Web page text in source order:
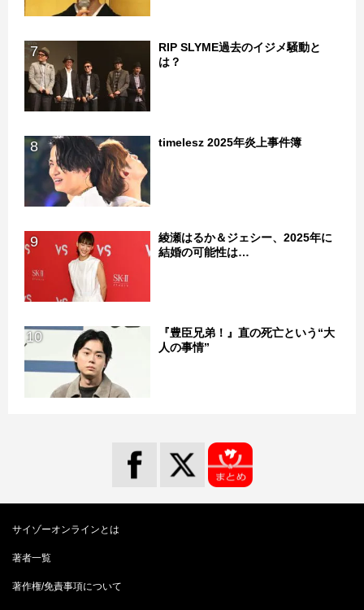
7
RIP SLYME過去のイジメ騒動と
は？
8 timelesz 2025年炎上事件簿
9
綾瀬はるか＆ジェシー、2025年に
結婚の可能性は…
10
『豊臣兄弟！』直の死亡という“大
人の事情”
サイゾーオンラインとは
著者一覧
著作権/免責事項について